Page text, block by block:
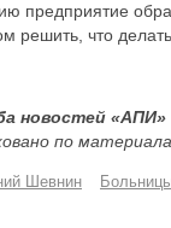
предприятие
решить, что делать.
новостей «АПИ»
по
Шевнин